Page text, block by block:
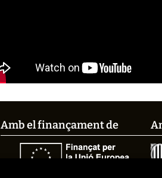
Amb el finançament de